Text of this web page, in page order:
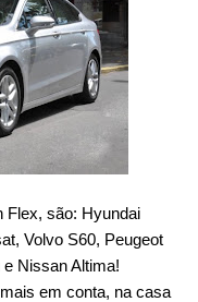
Flex, são: Hyundai
Volvo S60, Peugeot
Nissan Altima!
em conta, na casa